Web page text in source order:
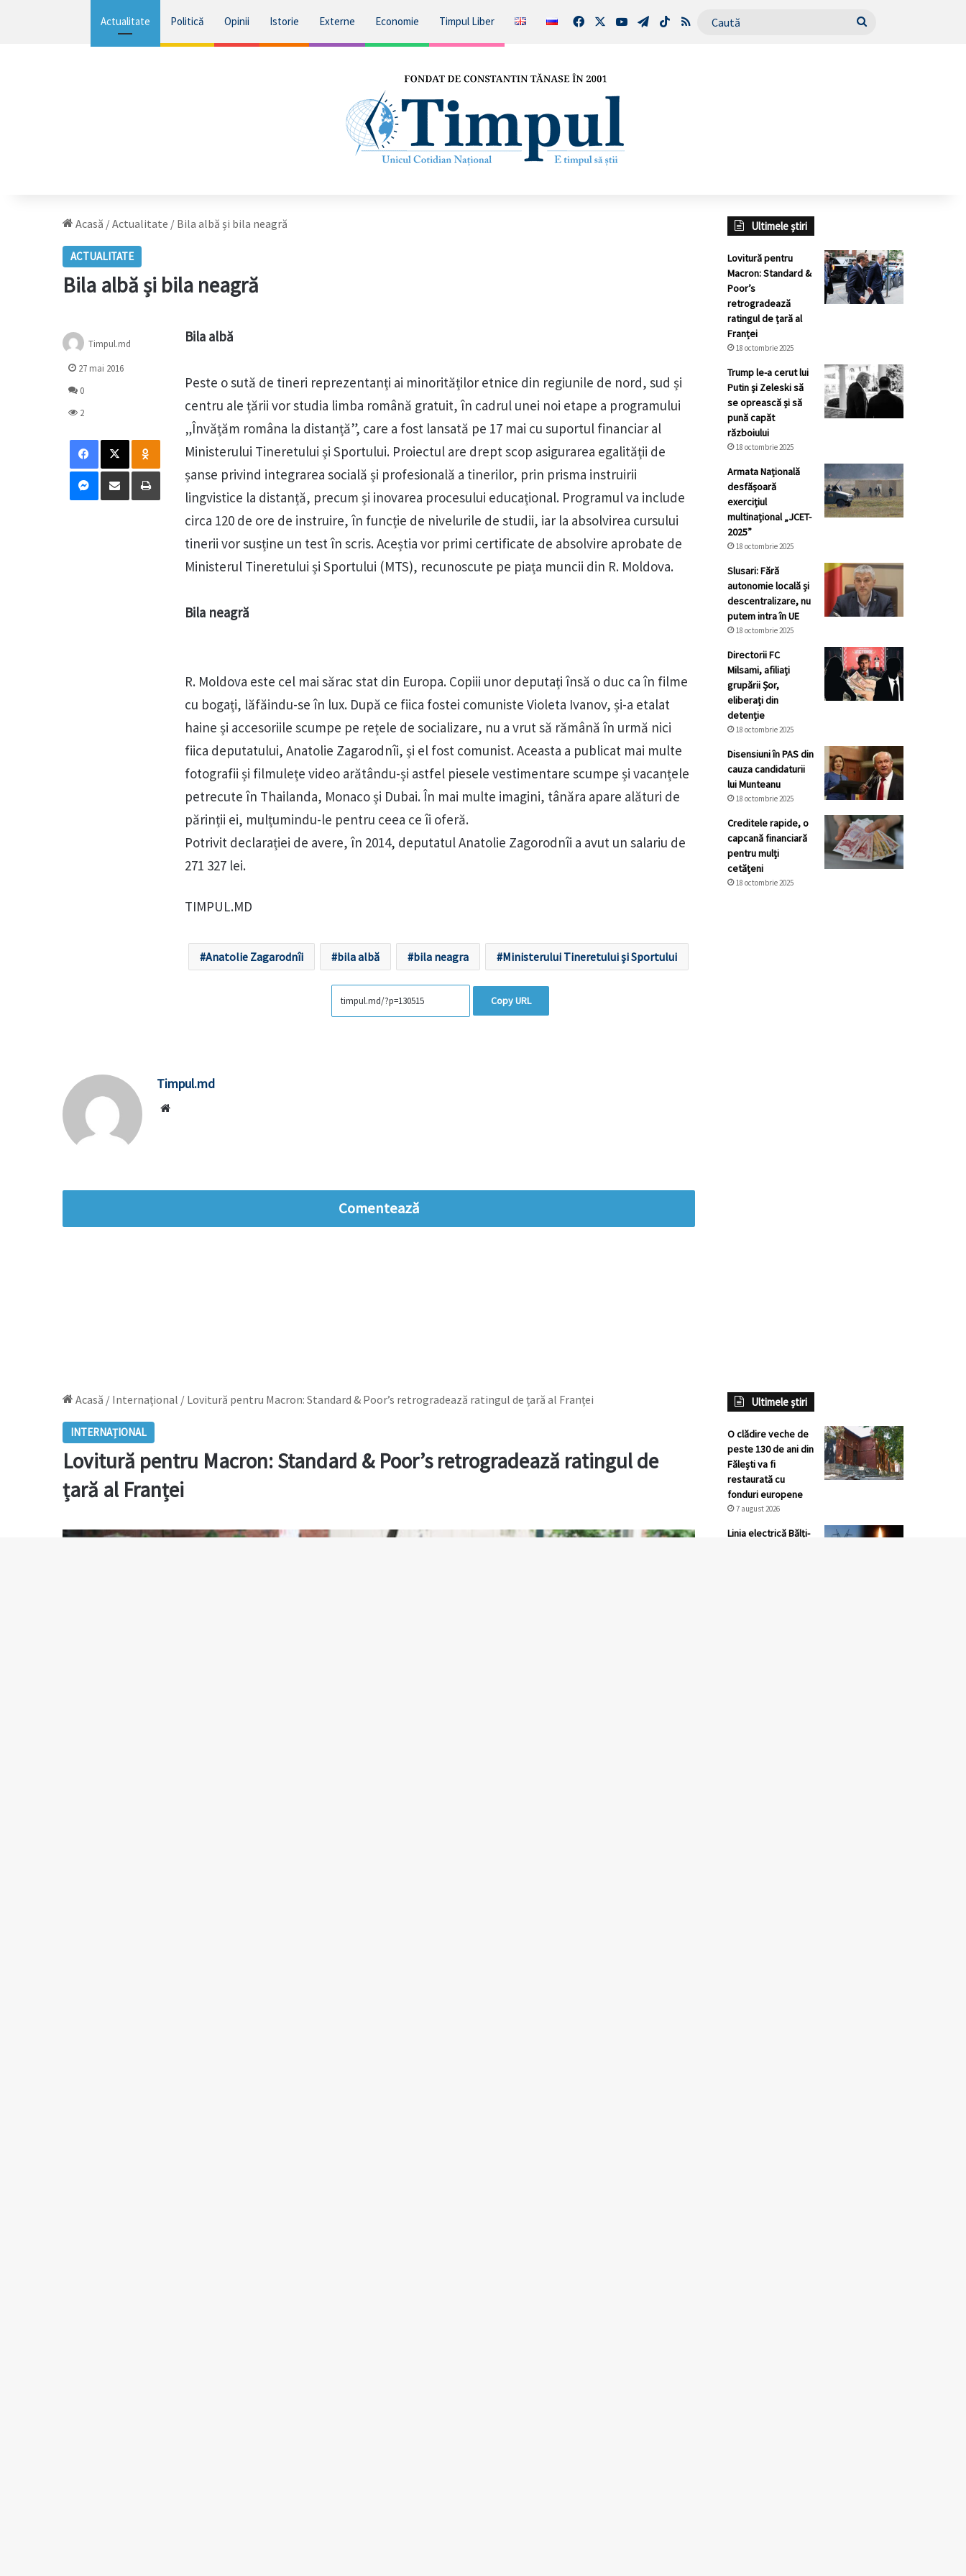
Actualitate Politică Opinii Istorie Externe Economie Timpul Liber FacebookYouTubeTelegram
TikTokRSS Caută
Acasă /Actualitate / Bila albă și bila neagră
ACTUALITATE
Bila albă și bila neagră
Bila albă
Peste o sută de tineri reprezentanți ai minorităților etnice din regiunile de nord, sud și
centru ale țării vor studia limba română gratuit, în cadrul unei noi etape a programului
„Învățăm româna la distanță”, care a fost lansată pe 17 mai cu suportul financiar al
Ministerului Tineretului și Sportului. Proiectul are drept scop asigurarea egalității de
șanse privind integrarea socială și profesională a tinerilor, prin prisma instruirii
lingvistice la distanță, precum și inovarea procesului educațional. Programul va include
circa 120 de ore de instruire, în funcție de nivelurile de studii, iar la absolvirea cursului
tinerii vor susține un test în scris. Aceștia vor primi certificate de absolvire aprobate de
Ministerul Tineretului și Sportului (MTS), recunoscute pe piața muncii din R. Moldova.
Bila neagră
R. Moldova este cel mai sărac stat din Europa. Copiii unor deputați însă o duc ca în filme
cu bogați, lăfăindu-se în lux. După ce fiica fostei comuniste Violeta Ivanov, și-a etalat
haine și accesoriile scumpe pe rețele de socializare, nu a vrut să rămână în urmă nici
fiica deputatului, Anatolie Zagarodnîi, și el fost comunist. Aceasta a publicat mai multe
fotografii și filmulețe video arătându-și astfel piesele vestimentare scumpe și vacanțele
petrecute în Thailanda, Monaco și Dubai. În mai multe imagini, tânăra apare alături de
părinții ei, mulțumindu-le pentru ceea ce îi oferă.
Potrivit declarației de avere, în 2014, deputatul Anatolie Zagorodnîi a avut un salariu de
271 327 lei.
TIMPUL.MD
Anatolie Zagarodnîi bila albă bila neagra Ministerului Tineretului și Sportului
Copy URL
Timpul.md
27 mai 2016
0
2
Facebook
X Odnoklassniki
Messenger
Distribuie prin mail Tipărește
Timpul.md
Comentează
Ultimele știri
Lovitură pentru
Macron: Standard &
Poor’s
retrogradează
ratingul de țară al
Franței
18 octombrie 2025
Trump le-a cerut lui
Putin și Zeleski să
se oprească și să
pună capăt
războiului
18 octombrie 2025
Armata Națională
desfășoară
exercițiul
multinațional „JCET-
2025”
18 octombrie 2025
Slusari: Fără
autonomie locală și
descentralizare, nu
putem intra în UE
18 octombrie 2025
Directorii FC
Milsami, afiliați
grupării Șor,
eliberați din
detenție
18 octombrie 2025
Disensiuni în PAS din
cauza candidaturii
lui Munteanu
18 octombrie 2025
Creditele rapide, o
capcană financiară
pentru mulți
cetățeni
18 octombrie 2025